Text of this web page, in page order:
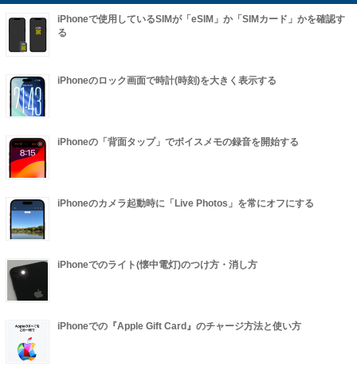
iPhoneで使用しているSIMが「eSIM」か「SIMカード」かを確認す
る
iPhoneのロック画面で時計(時刻)を大きく表示する
iPhoneの「背面タップ」でボイスメモの録音を開始する
iPhoneのカメラ起動時に「Live Photos」を常にオフにする
iPhoneでのライト(懐中電灯)のつけ方・消し方
iPhoneでの『Apple Gift Card』のチャージ方法と使い方